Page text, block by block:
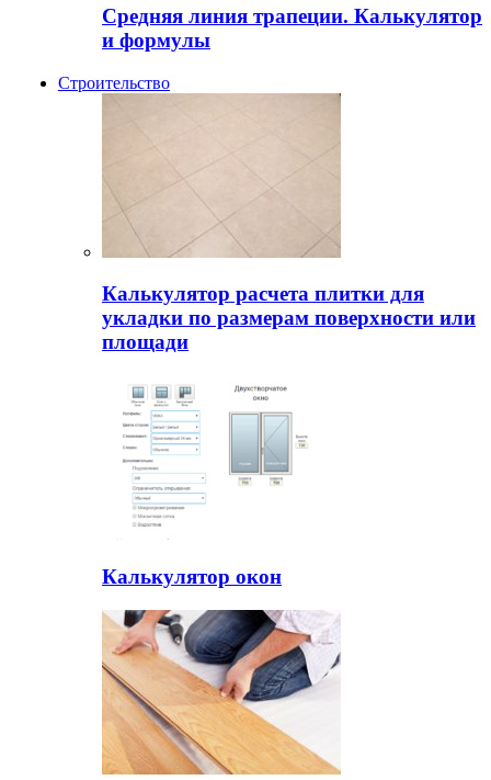
Средняя линия трапеции. Калькулятор
и формулы
Строительство
Калькулятор расчета плитки для
укладки по размерам поверхности или
площади
Калькулятор окон